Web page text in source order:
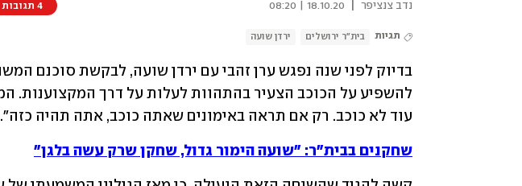
נדב צנציפר 18.10.20 | 08:20 4 תגובות
תגיות בית"ר ירושלים ירדן שועה
עוד לא כוכב. רק אם תראה באימונים שאתה כוכב, אתה תהיה כזה".
שחקנים בבית"ר: "שועה הימור גדול, שחקן שרק עשה בלגן"